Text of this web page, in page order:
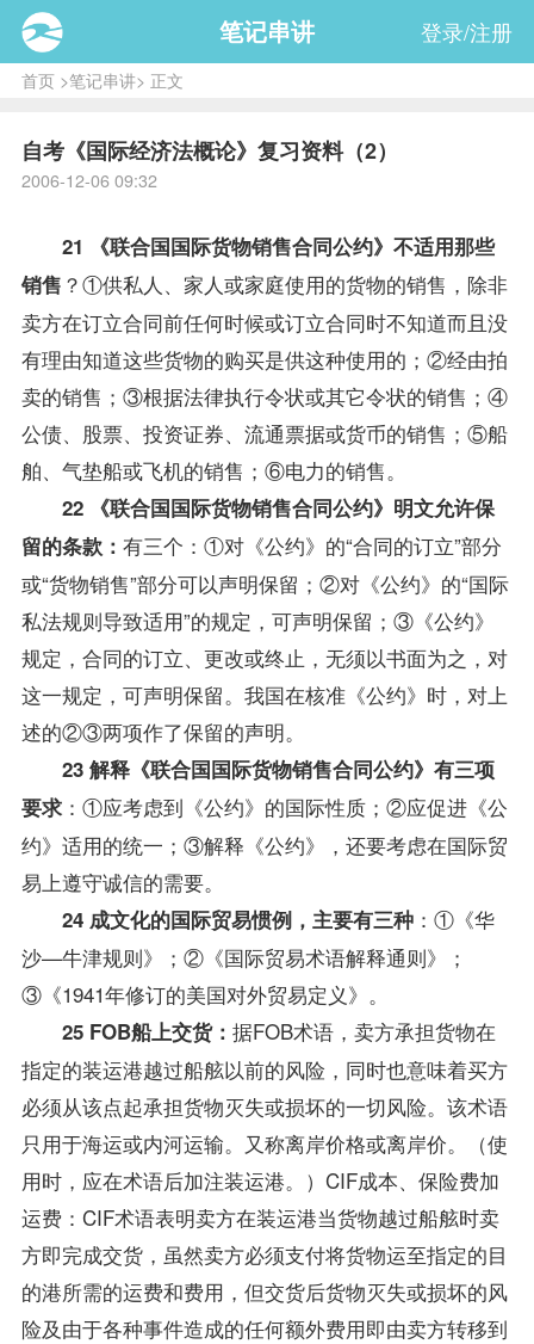
笔记串讲 登录/注册
首页>笔记串讲> 正文
自考《国际经济法概论》复习资料（2）
2006-12-06 09:32
21 《联合国国际货物销售合同公约》不适用那些
销售 ？①供私人、家人或家庭使用的货物的销售，除非
卖方在订立合同前任何时候或订立合同时不知道而且没
有理由知道这些货物的购买是供这种使用的；②经由拍
卖的销售；③根据法律执行令状或其它令状的销售；④
公债、股票、投资证券、流通票据或货币的销售；⑤船
舶、气垫船或飞机的销售；⑥电力的销售。
22 《联合国国际货物销售合同公约》明文允许保
留的条款： 有三个：①对《公约》的“合同的订立”部分
或“货物销售”部分可以声明保留；②对《公约》的“国际
私法规则导致适用”的规定，可声明保留；③《公约》
规定，合同的订立、更改或终止，无须以书面为之，对
这一规定，可声明保留。我国在核准《公约》时，对上
述的②③两项作了保留的声明。
23 解释《联合国国际货物销售合同公约》有三项
要求：①应考虑到《公约》的国际性质；②应促进《公
约》适用的统一；③解释《公约》，还要考虑在国际贸
易 上遵守诚信的需要。
24 成文化的国际贸易惯例，主要有三种：①《华
沙—牛津规则》；②《国际贸易术语解释通则》；
③《1941年修订的美国对外贸易定义》。
25 FOB船上交货： 据FOB术语，卖方承担货物在
指定的装运港越过船舷以前的风险，同时也意味着买方
必须从该点起承担货物灭失或损坏的一切风险。该术语
只用于海运或内河运输。又称离岸价格或离岸价。（使
用时，应在术语后加注装运港。）CIF成本、保险费加
运费：CIF术语表明卖方在装运港当货物越过船舷时卖
方即完成交货，虽然卖方必须支付将货物运至指定的目
的港所需的运费和费用，但交货后货物灭失或损坏的风
险及由于各种事件造成的任何额外费用即由卖方转移到